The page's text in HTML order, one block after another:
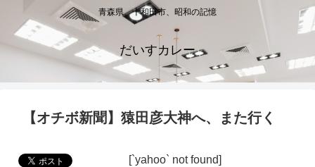
青森県、十和田市、昭和の記憶
だいすカレー
【オチボ新聞】猿田彦大神へ、また行く
[`yahoo` not found]